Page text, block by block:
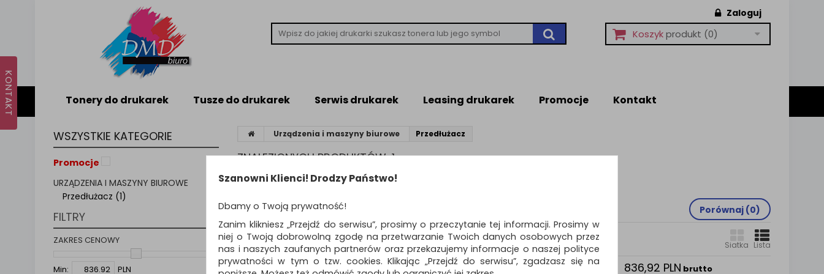
Zaloguj
Koszykprodukt (0)
Tonery do drukarek Tusze do drukarek Serwis drukarek Leasing drukarek Promocje Kontakt
WSZYSTKIE KATEGORIE
Promocje
URZĄDZENIA I MASZYNY BIUROWE
Przedłużacz (1)
FILTRY
ZAKRES CENOWY
Min:
PLN
Urządzenia i maszyny biurowe Przedłużacz
ZNALEZIONYCH PRODUKTÓW: 1
Porównaj (0)
Sortuj po Standardowe
Siatka Lista
Przedłużacz bębnowy
836,92 PLN brutto
Szanowni Klienci! Drodzy Państwo!
Dbamy o Twoją prywatność!
Zanim klikniesz „Przejdź do serwisu”, prosimy o przeczytanie tej informacji. Prosimy w
niej o Twoją dobrowolną zgodę na przetwarzanie Twoich danych osobowych przez
nas i naszych zaufanych partnerów oraz przekazujemy informacje o naszej polityce
prywatności w tym o tzw. cookies. Klikając „Przejdź do serwisu”, zgadzasz się na